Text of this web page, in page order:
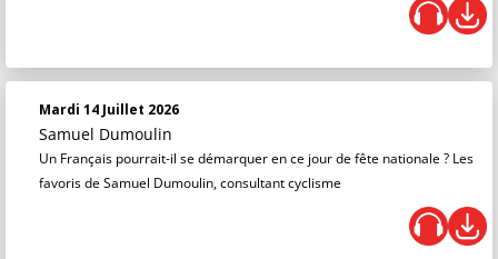
Mardi 14 Juillet 2026
Samuel Dumoulin
Un Français pourrait-il se démarquer en ce jour de fête nationale ? Les
favoris de Samuel Dumoulin, consultant cyclisme